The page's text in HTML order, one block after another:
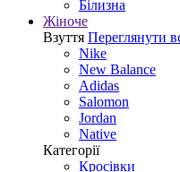
Білизна
Жіноче
Взуття Переглянути
Nike
New Balance
Adidas
Salomon
Jordan
Native
Категорії
Кросівки